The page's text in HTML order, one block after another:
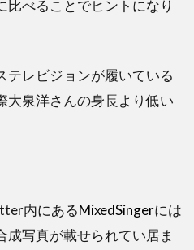
べることでヒントになり
テレビジョンが履いている
大泉洋さんの身長より低い
内にあるMixedSingerには
写真が載せられてい居ま